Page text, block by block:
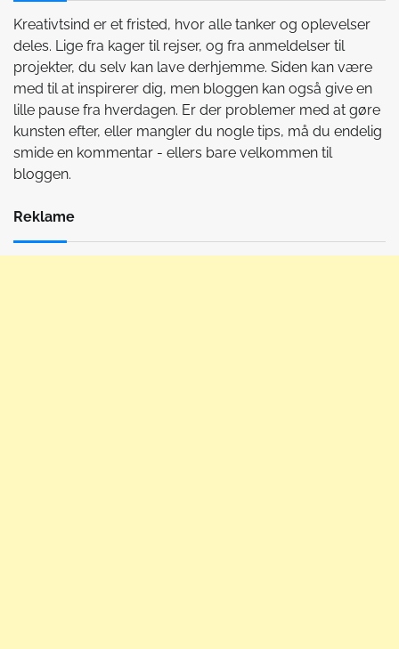
Kreativtsind er et fristed, hvor alle tanker og oplevelser
deles. Lige fra kager til rejser, og fra anmeldelser til
projekter, du selv kan lave derhjemme. Siden kan være
med til at inspirerer dig, men bloggen kan også give en
lille pause fra hverdagen. Er der problemer med at gøre
kunsten efter, eller mangler du nogle tips, må du endelig
smide en kommentar - ellers bare velkommen til
bloggen.
Reklame